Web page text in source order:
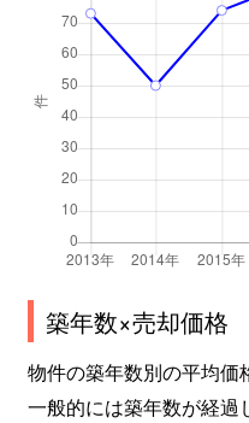
築年数×売却価格
物件の築年数別の平均価
一般的には築年数が経過